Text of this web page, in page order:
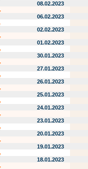
08.02.2023
06.02.2023
02.02.2023
01.02.2023
30.01.2023
27.01.2023
26.01.2023
25.01.2023
24.01.2023
23.01.2023
20.01.2023
19.01.2023
18.01.2023